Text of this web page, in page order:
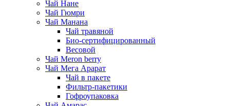
Чай Нане
Чай Гюмри
Чай Манана
Чай травяной
Био-сертифицированный
Весовой
Чай Meron berry
Чай Мега Арарат
Чай в пакете
Фильтр-пакетики
Гофроупаковка